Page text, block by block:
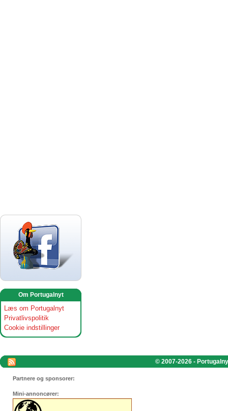
Om Portugalnyt
Læs om Portugalnyt
Privatlivspolitik
Cookie indstillinger
© 2007-2026 -
Partnere og sponsorer:
Mini-annoncører: